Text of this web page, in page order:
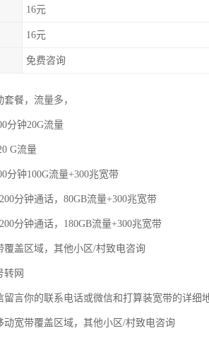
16元
16元
免费咨询
套餐，流量多，
分钟20G流量
G流量
分钟100G流量+300兆宽带
分钟通话，80GB流量+300兆宽带
分钟通话，180GB流量+300兆宽带
覆盖区域，其他小区/村致电咨询
转网
留言你的联系电话或微信和打算装宽带的详
动宽带覆盖区域，其他小区/村致电咨询